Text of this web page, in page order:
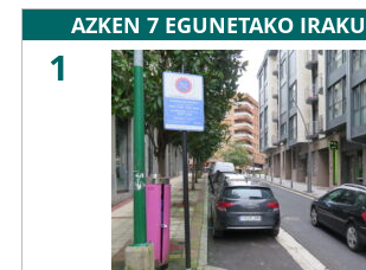
AZKEN 7 EGUNETAKO
1